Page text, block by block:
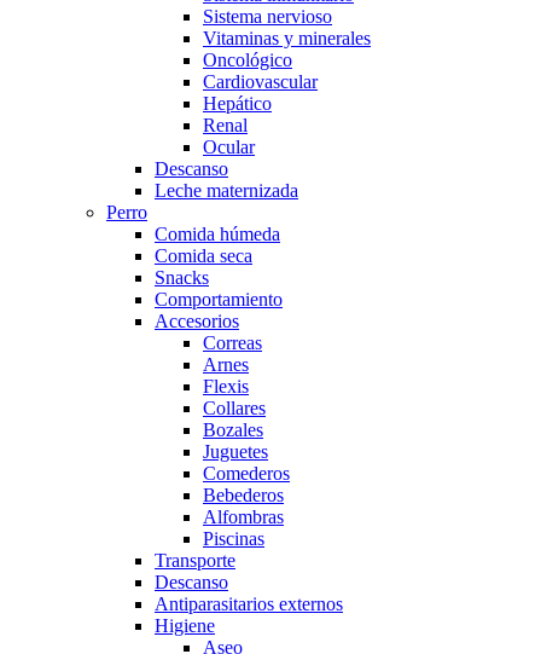
Sistema nervioso
Vitaminas y minerales
Oncológico
Cardiovascular
Hepático
Renal
Ocular
Descanso
Leche maternizada
Perro
Comida húmeda
Comida seca
Snacks
Comportamiento
Accesorios
Correas
Arnes
Flexis
Collares
Bozales
Juguetes
Comederos
Bebederos
Alfombras
Piscinas
Transporte
Descanso
Antiparasitarios externos
Higiene
Aseo